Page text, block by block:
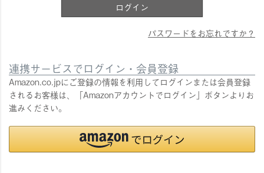
ログイン
パスワードをお忘れですか？
連携サービスでログイン・会員登録
Amazon.co.jpにご登録の情報を利用してログインまたは会員登録
されるお客様は、「Amazonアカウントでログイン」ボタンよりお
進みください。